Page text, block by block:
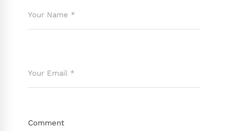
Comment